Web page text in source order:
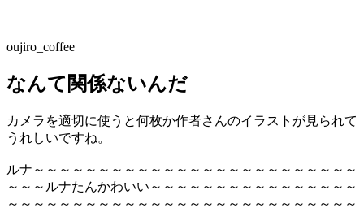
oujiro_coffee
なんて関係ないんだ
カメラを適切に使うと何枚か作者さんのイラストが見られて
うれしいですね。
ルナ～～～～～～～～～～～～～～～～～～～～～～～～～
～～～ルナたんかわいい～～～～～～～～～～～～～～～～
～～～～～～～～～～～～～～～～～～～～～～～～～～～